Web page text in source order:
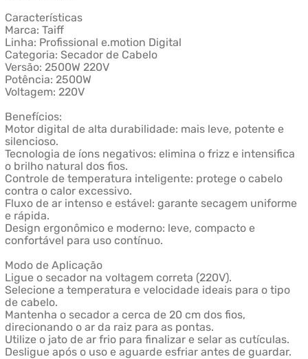
Características
Marca: Taiff
Linha: Profissional e.motion Digital
Categoria: Secador de Cabelo
Versão: 2500W 220V
Potência: 2500W
Voltagem: 220V
Benefícios:
Motor digital de alta durabilidade: mais leve, potente e
silencioso.
Tecnologia de íons negativos: elimina o frizz e intensifica
o brilho natural dos fios.
Controle de temperatura inteligente: protege o cabelo
contra o calor excessivo.
Fluxo de ar intenso e estável: garante secagem uniforme
e rápida.
Design ergonômico e moderno: leve, compacto e
confortável para uso contínuo.
Modo de Aplicação
Ligue o secador na voltagem correta (220V).
Selecione a temperatura e velocidade ideais para o tipo
de cabelo.
Mantenha o secador a cerca de 20 cm dos fios,
direcionando o ar da raiz para as pontas.
Utilize o jato de ar frio para finalizar e selar as cutículas.
Desligue após o uso e aguarde esfriar antes de guardar.